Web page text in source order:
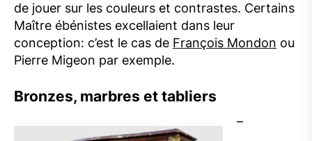
de jouer sur les couleurs et contrastes. Certains
Maître ébénistes excellaient dans leur
conception: c’est le cas de François Mondon ou
Pierre Migeon par exemple.
Bronzes, marbres et tabliers
–